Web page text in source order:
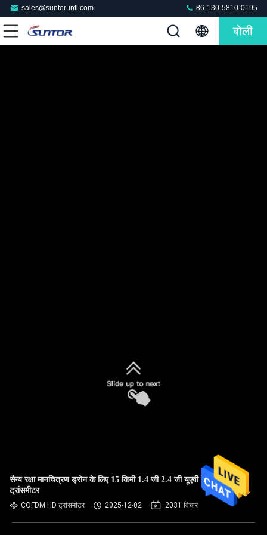
sales@suntor-intl.com 86-130-5810-0195
बोली
सैन्य रक्षा मानचित्रण ड्रोन के लिए 15 किमी 1.4 जी 2.4 जी यूएवी वीडियो
ट्रांसमीटर
COFDM HD ट्रांसमीटर 2025-12-02 2031 विचार